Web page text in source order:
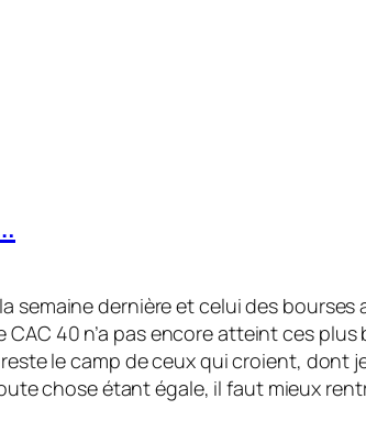
semaine dernière et celui des
40 n’a pas encore atteint ces
le camp de ceux qui croient,
chose étant égale, il faut mieux